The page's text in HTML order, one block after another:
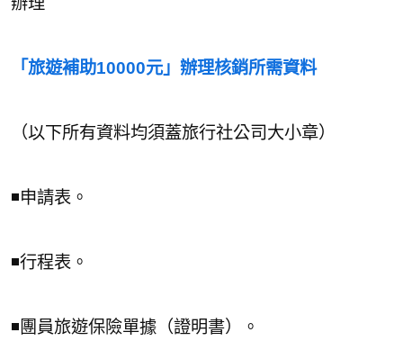
「旅遊補助10000元」辦理核銷所需資料
（以下所有資料均須蓋旅行社公司大小章）
◾️申請表。
◾️行程表。
◾️團員旅遊保險單據（證明書）。